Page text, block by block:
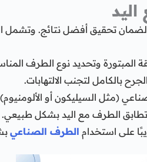
لضمان تحقيق أفضل نتائج. وتشمل
المبتورة وتحديد نوع الطرف
بالكامل لتجنب الالتهابات.
(مثل السيليكون أو
الطرف مع اليد بشكل طبيعي.
على استخدام الطرف الصناعي